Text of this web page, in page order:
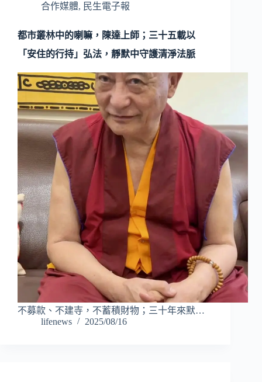
合作媒體, 民生電子報
都市叢林中的喇嘛，陳達上師；三十五載以
「安住的行持」弘法，靜默中守護清淨法脈
不募款、不建寺，不蓄積財物；三十年來默…
lifenews
2025/08/16